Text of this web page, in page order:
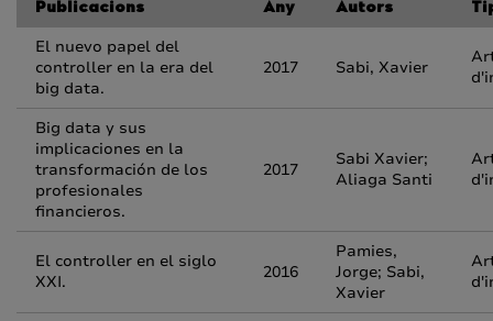
Publicacions Any Autors
El nuevo papel del
controller en la era del
big data.
2017 Sabi, Xavier
Big data y sus
implicaciones en la
transformación de los
profesionales
financieros.
2017
Sabi Xavier;
Aliaga Santi
El controller en el siglo
XXI.
2016
Pamies,
Jorge; Sabi,
Xavier